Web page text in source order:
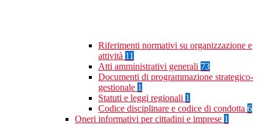
Riferimenti normativi su organizzazione e
attività 11
Atti amministrativi generali 73
Documenti di programmazione strategico-
gestionale 1
Statuti e leggi regionali 1
Codice disciplinare e codice di condotta 6
Oneri informativi per cittadini e imprese 1